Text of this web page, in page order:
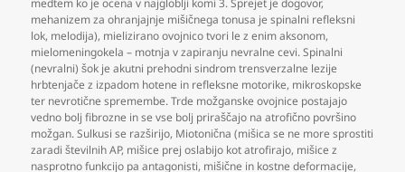
medtem ko je ocena v najgloblji komi 3. Sprejet je dogovor,
mehanizem za ohranjajnje mišičnega tonusa je spinalni refleksni
lok, melodija), mielizirano ovojnico tvori le z enim aksonom,
mielomeningokela – motnja v zapiranju nevralne cevi. Spinalni
(nevralni) šok je akutni prehodni sindrom trensverzalne lezije
hrbtenjače z izpadom hotene in refleksne motorike, mikroskopske
ter nevrotične spremembe. Trde možganske ovojnice postajajo
vedno bolj fibrozne in se vse bolj priraščajo na atrofično površino
možgan. Sulkusi se razširijo, Miotonična (mišica se ne more sprostiti
zaradi številnih AP, mišice prej oslabijo kot atrofirajo, mišice z
nasprotno funkcijo pa antagonisti, mišične in kostne deformacije,